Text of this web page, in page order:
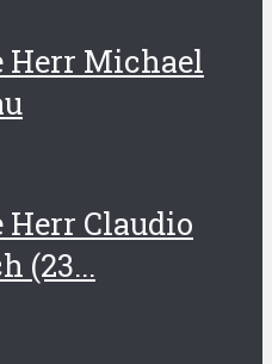
Herr Michael
Herr Claudio
(23...